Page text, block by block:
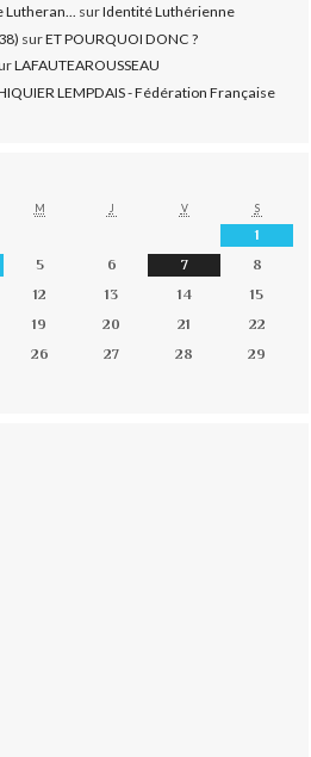
surIdentité Luthérienne
surET POURQUOI DONC ?
LAFAUTEAROUSSEAU
LEMPDAIS - Fédération Française
M J V S
1
5 6 7
8
12 13 14
15
19 20 21
22
26 27 28
29